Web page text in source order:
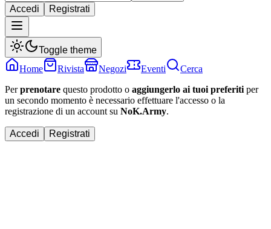
Accedi
Registrati
Toggle theme
Home
Rivista Negozi Eventi
Cerca
Perprenotare questo prodotto o aggiungerlo ai tuoi preferiti per
un secondo momento è necessario effettuare l'accesso o la
registrazione di un account su NoK.Army.
Accedi Registrati